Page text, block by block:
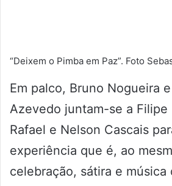
“Deixem o Pimba em Paz”. Foto
Em palco, Bruno Nogueira
Azevedo juntam-se a Filipe
Rafael e Nelson Cascais
experiência que é, ao
celebração, sátira e música